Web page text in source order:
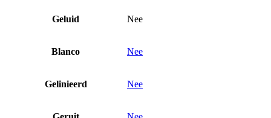
Geluid Nee
Blanco Nee
Gelinieerd Nee